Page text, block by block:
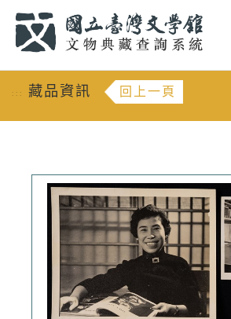
::: 藏品資訊 回上一頁